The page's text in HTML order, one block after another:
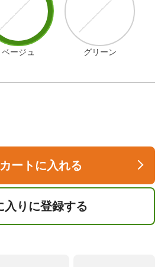
ベージュ グリーン
カートに入れる
入りに登録する